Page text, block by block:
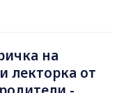
на
лекторка от